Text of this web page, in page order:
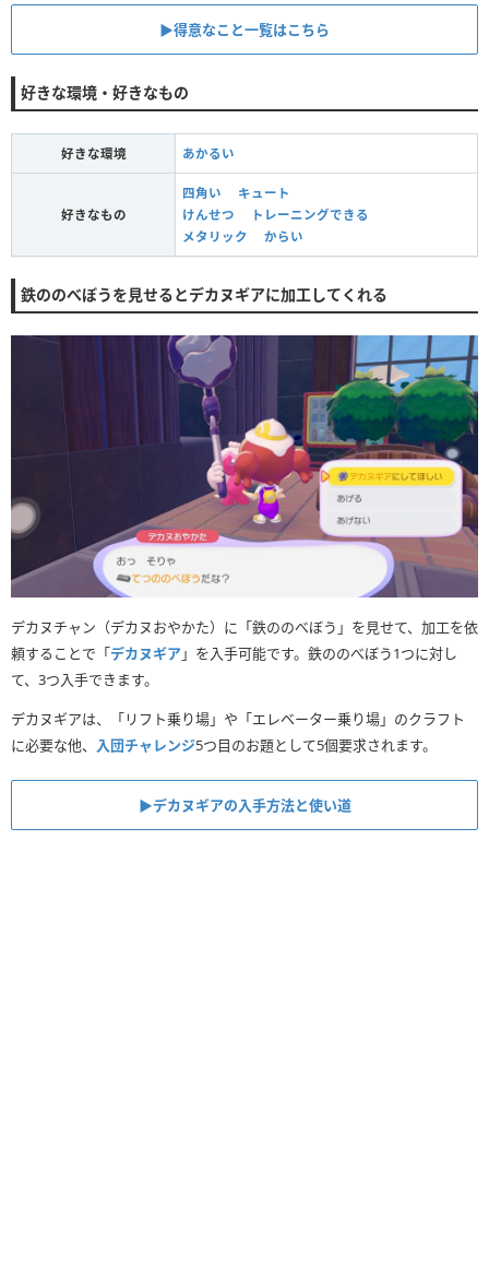
▶︎得意なこと一覧はこちら
好きな環境・好きなもの
好きな環境 あかるい
好きなもの
四角い
キュート
けんせつ
トレーニングできる
メタリック
からい
鉄ののべぼうを見せるとデカヌギアに加工してくれる
デカヌチャン（デカヌおやかた）に「鉄ののべぼう」を見せて、加工を依
頼することで「デカヌギア」を入手可能です。鉄ののべぼう1つに対し
て、3つ入手できます。
デカヌギアは、「リフト乗り場」や「エレベーター乗り場」のクラフト
に必要な他、 入団チャレンジ5つ目のお題として5個要求されます。
▶︎デカヌギアの入手方法と使い道